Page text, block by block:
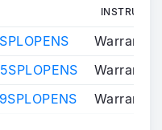
Warrants/
Warrants/
Warrants/